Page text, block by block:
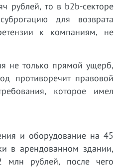
рублей, то в b2b-секторе
для возврата
к компаниям, не
не только прямой ущерб,
противоречит правовой
которое имел
и оборудование на 45
в арендованном здании,
млн рублей, после чего